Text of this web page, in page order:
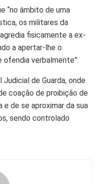
“no âmbito de uma
os militares da
fisicamente a ex-
a apertar-lhe o
verbalmente”.
de Guarda, onde
coação de proibição de
de se aproximar da sua
sendo controlado